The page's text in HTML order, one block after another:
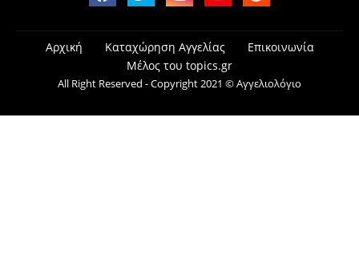
Αρχική Καταχώρηση Αγγελίας
Επικοινωνία
Μέλος του topics.gr
All Right Reserved - Copyright 2021 © Αγγελιολόγιο